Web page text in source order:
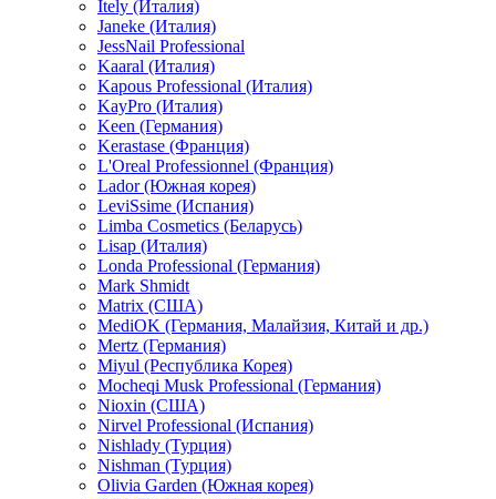
Itely (Италия)
Janeke (Италия)
JessNail Professional
Kaaral (Италия)
Kapous Professional (Италия)
KayPro (Италия)
Keen (Германия)
Kerastase (Франция)
L'Oreal Professionnel (Франция)
Lador (Южная корея)
LeviSsime (Испания)
Limba Cosmetics (Беларусь)
Lisap (Италия)
Londa Professional (Германия)
Mark Shmidt
Matrix (США)
MediOK (Германия, Малайзия, Китай и др.)
Mertz (Германия)
Miyul (Республика Корея)
Mocheqi Musk Professional (Германия)
Nioxin (США)
Nirvel Professional (Испания)
Nishlady (Турция)
Nishman (Турция)
Olivia Garden (Южная корея)